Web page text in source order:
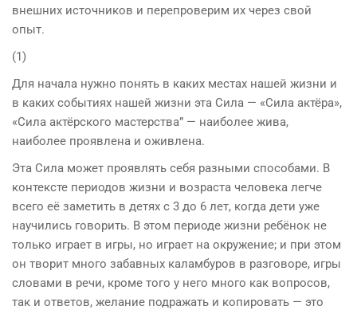
внешних источников и перепроверим их через свой
опыт.
(1)
Для начала нужно понять в каких местах нашей жизни и
в каких событиях нашей жизни эта Сила — «Сила актёра»,
«Сила актёрского мастерства” — наиболее жива,
наиболее проявлена и оживлена.
Эта Сила может проявлять себя разными способами. В
контексте периодов жизни и возраста человека легче
всего её заметить в детях с 3 до 6 лет, когда дети уже
научились говорить. В этом периоде жизни ребёнок не
только играет в игры, но играет на окружение; и при этом
он творит много забавных каламбуров в разговоре, игры
словами в речи, кроме того у него много как вопросов,
так и ответов, желание подражать и копировать — это